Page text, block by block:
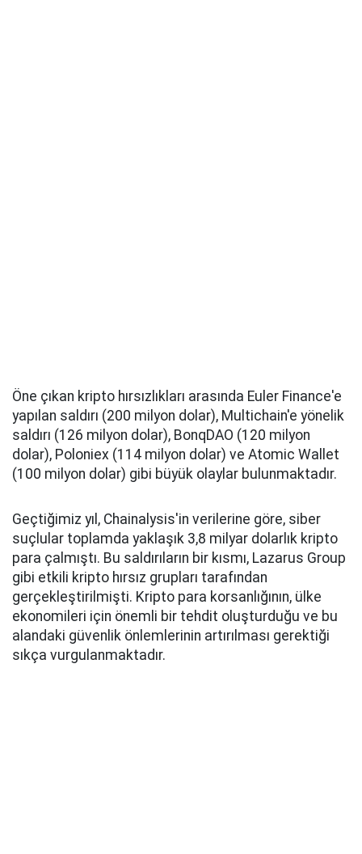
Öne çıkan kripto hırsızlıkları arasında Euler Finance'e
yapılan saldırı (200 milyon dolar), Multichain'e yönelik
saldırı (126 milyon dolar), BonqDAO (120 milyon
dolar), Poloniex (114 milyon dolar) ve Atomic Wallet
(100 milyon dolar) gibi büyük olaylar bulunmaktadır.
Geçtiğimiz yıl, Chainalysis'in verilerine göre, siber
suçlular toplamda yaklaşık 3,8 milyar dolarlık kripto
para çalmıştı. Bu saldırıların bir kısmı, Lazarus Group
gibi etkili kripto hırsız grupları tarafından
gerçekleştirilmişti. Kripto para korsanlığının, ülke
ekonomileri için önemli bir tehdit oluşturduğu ve bu
alandaki güvenlik önlemlerinin artırılması gerektiği
sıkça vurgulanmaktadır.